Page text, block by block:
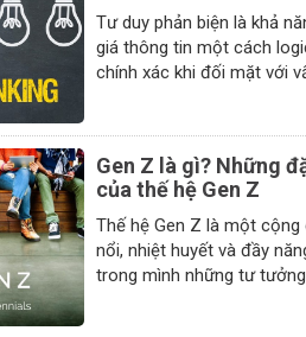
Tư duy phản biện là khả
giá thông tin một cách
Gen Z là gì? Những
của thế hệ Gen Z
Thế hệ Gen Z là một
nổi, nhiệt huyết và đầy